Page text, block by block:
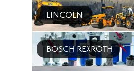
LINCOLN
BOSCH REXROTH